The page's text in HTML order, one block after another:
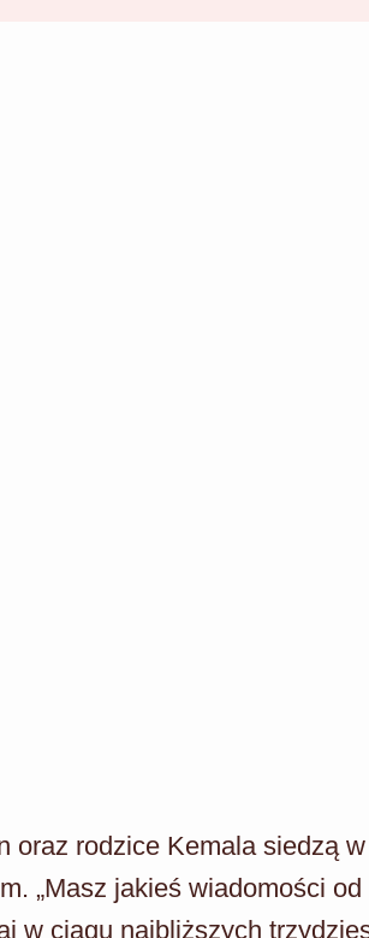
oraz rodzice Kemala siedzą
„Masz jakieś wiadomości
w ciągu najbliższych